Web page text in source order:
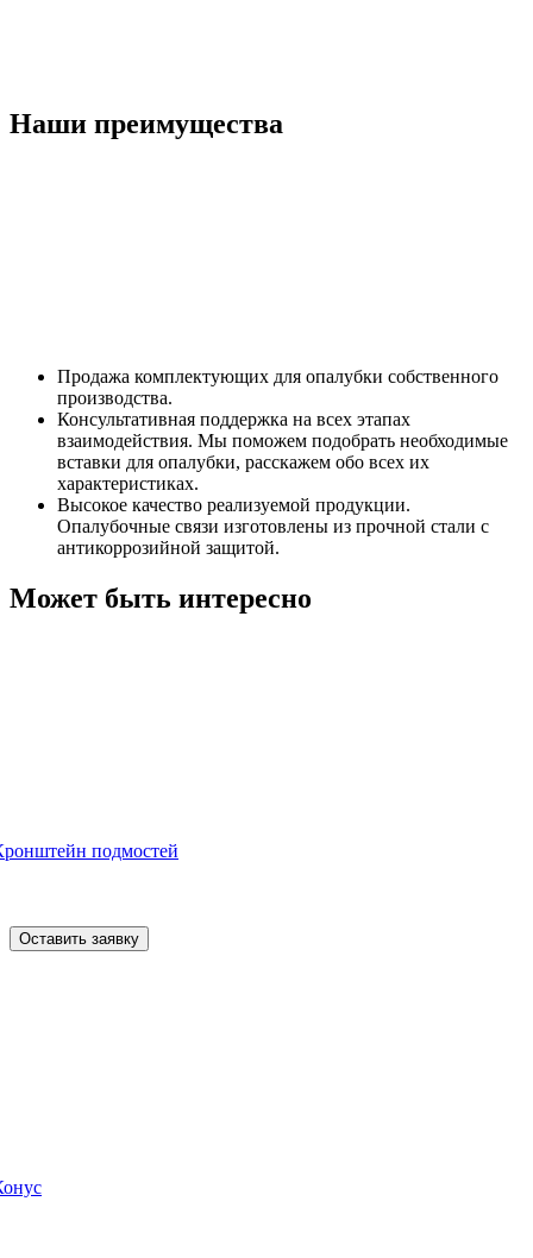
Наши преимущества
Продажа комплектующих для опалубки собственного
производства.
Консультативная поддержка на всех этапах
взаимодействия. Мы поможем подобрать необходимые
вставки для опалубки, расскажем обо всех их
характеристиках.
Высокое качество реализуемой продукции.
Опалубочные связи изготовлены из прочной стали с
антикоррозийной защитой.
Может быть интересно
подмостей
Оставить заявку